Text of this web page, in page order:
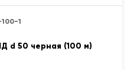
1
d 50 черная (100 м)